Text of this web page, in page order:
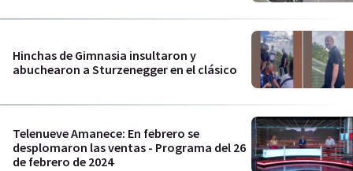
Hinchas de Gimnasia insultaron y
abuchearon a Sturzenegger en el clásico
Telenueve Amanece: En febrero se
desplomaron las ventas - Programa del 26
de febrero de 2024